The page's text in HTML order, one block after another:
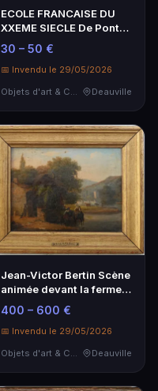
ECOLE FRANCAISE DU
XXEME SIECLE De Ponte
Vecchio, technique …
30 – 50 €
📅 Invendu le 29/05/2026
Objets d'art & Curiosités
Deauville
Jean-Victor Bertin Scène
animée devant la ferme -
Peinture XIXe
400 – 600 €
📅 Invendu le 29/05/2026
Deauville